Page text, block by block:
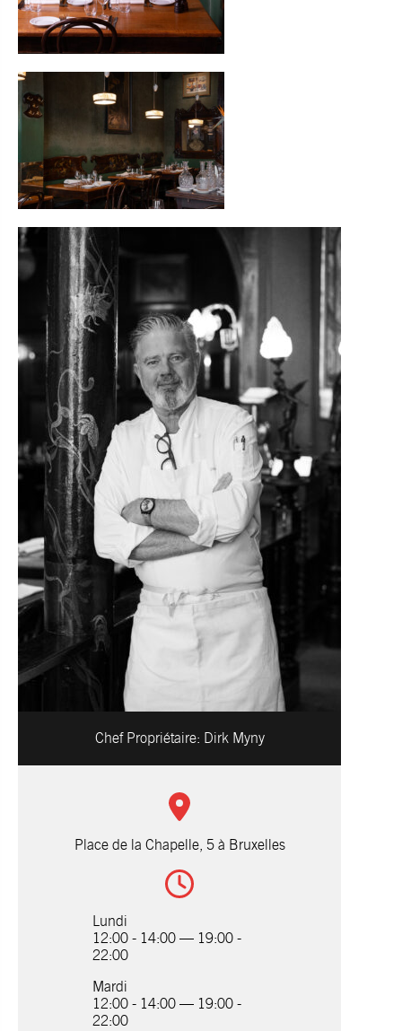
Chef Propriétaire: Dirk Myny
Place de la Chapelle, 5 à Bruxelles
Lundi
12:00 - 14:00 — 19:00 -
22:00
Mardi
12:00 - 14:00 — 19:00 -
22:00